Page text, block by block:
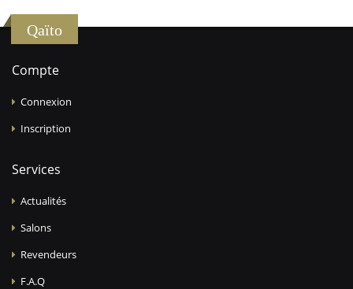
Qaïto
Compte
Connexion
Inscription
Services
Actualités
Salons
Revendeurs
F.A.Q